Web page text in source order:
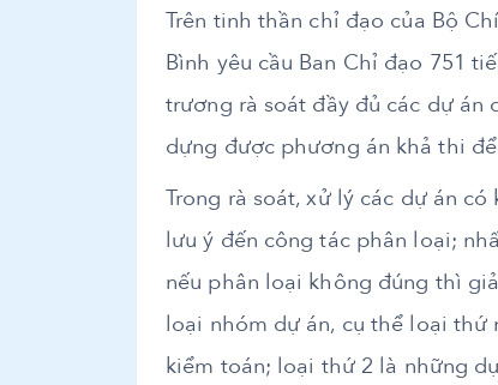
Trên tinh thần chỉ đạo của Bộ
Bình yêu cầu Ban Chỉ đạo 751
trương rà soát đầy đủ các dự án
dựng được phương án khả thi
Trong rà soát, xử lý các dự án
lưu ý đến công tác phân loại;
nếu phân loại không đúng thì
loại nhóm dự án, cụ thể loại thứ
kiểm toán; loại thứ 2 là những